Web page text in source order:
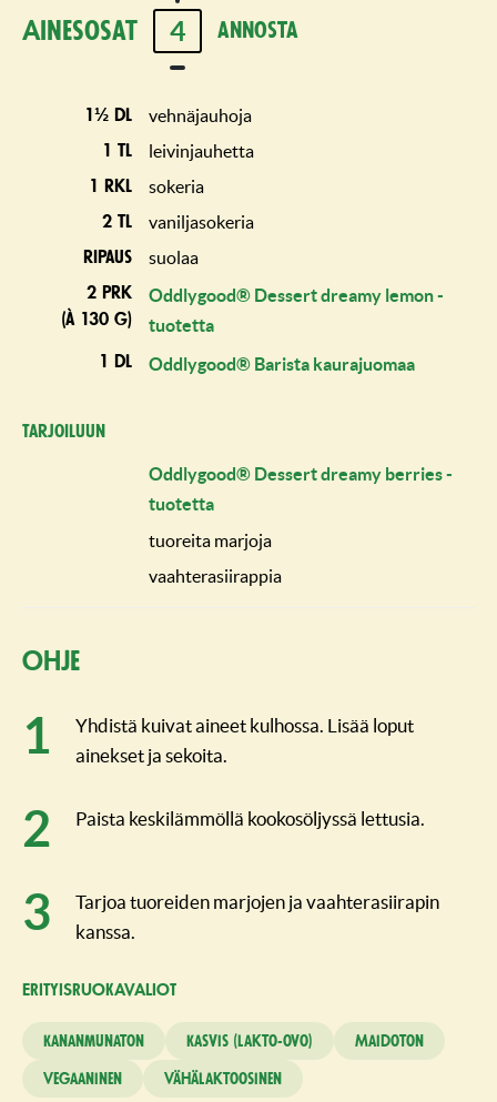
Ainesosat 4 annosta
1½ dl vehnäjauhoja
1 tl leivinjauhetta
1 rkl sokeria
2 tl vaniljasokeria
ripaus suolaa
2 prk
(à 130 g)
Oddlygood® Dessert dreamy lemon -
tuotetta
1 dl Oddlygood® Barista kaurajuomaa
Tarjoiluun
Oddlygood® Dessert dreamy berries -
tuotetta
tuoreita marjoja
vaahterasiirappia
Ohje
Yhdistä kuivat aineet kulhossa. Lisää loput
ainekset ja sekoita.
Paista keskilämmöllä kookosöljyssä lettusia.
Tarjoa tuoreiden marjojen ja vaahterasiirapin
kanssa.
ERITYISRUO­KAVALIOT
Kananmunaton Kasvis (lakto-ovo) Maidoton
Vegaaninen Vähälaktoosinen